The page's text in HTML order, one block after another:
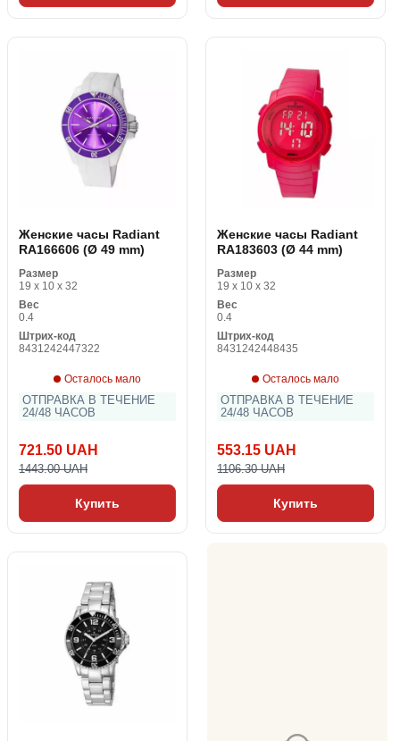
Женские часы Radiant
RA166606 (Ø 49 mm)
Размер
19 x 10 x 32
Вес
0.4
Штрих-код
8431242447322
Осталось мало
ОТПРАВКА В ТЕЧЕНИЕ
24/48 ЧАСОВ
721.50 UAH
1443.00 UAH
Купить
Женские часы Radiant
RA183603 (Ø 44 mm)
Размер
19 x 10 x 32
Вес
0.4
Штрих-код
8431242448435
Осталось мало
ОТПРАВКА В ТЕЧЕНИЕ
24/48 ЧАСОВ
553.15 UAH
1106.30 UAH
Купить